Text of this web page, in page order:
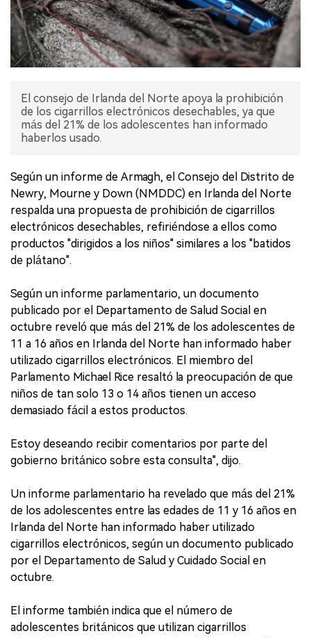
El consejo de Irlanda del Norte apoya la prohibición
de los cigarrillos electrónicos desechables, ya que
más del 21% de los adolescentes han informado
haberlos usado.
Según un informe de Armagh, el Consejo del Distrito de
Newry, Mourne y Down (NMDDC) en Irlanda del Norte
respalda una propuesta de prohibición de cigarrillos
electrónicos desechables, refiriéndose a ellos como
productos "dirigidos a los niños" similares a los "batidos
de plátano".
Según un informe parlamentario, un documento
publicado por el Departamento de Salud Social en
octubre reveló que más del 21% de los adolescentes de
11 a 16 años en Irlanda del Norte han informado haber
utilizado cigarrillos electrónicos. El miembro del
Parlamento Michael Rice resaltó la preocupación de que
niños de tan solo 13 o 14 años tienen un acceso
demasiado fácil a estos productos.
Estoy deseando recibir comentarios por parte del
gobierno británico sobre esta consulta", dijo.
Un informe parlamentario ha revelado que más del 21%
de los adolescentes entre las edades de 11 y 16 años en
Irlanda del Norte han informado haber utilizado
cigarrillos electrónicos, según un documento publicado
por el Departamento de Salud y Cuidado Social en
octubre.
El informe también indica que el número de
adolescentes británicos que utilizan cigarrillos